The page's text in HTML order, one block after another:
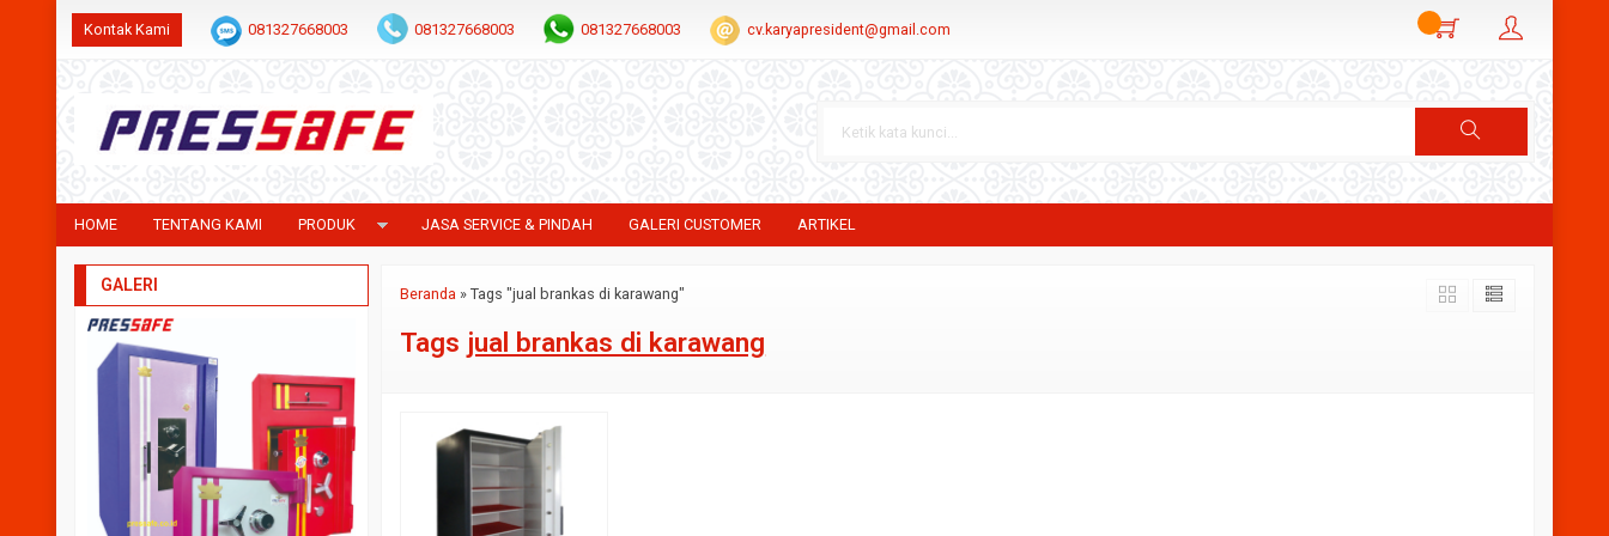
Kontak Kami 081327668003 081327668003 081327668003 cv.karyapresident@gmail.com
HOME TENTANG KAMI PRODUK JASA SERVICE & PINDAH GALERI CUSTOMER ARTIKEL
Beranda »Tags "jual brankas di karawang"
Tags jual brankas di karawang
GALERI